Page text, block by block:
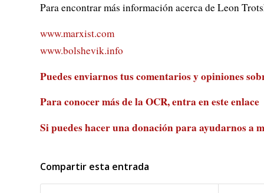
Para encontrar más información acerca de Leon
www.marxist.com
www.bolshevik.info
Puedes enviarnos tus comentarios y opiniones
Para conocer más de la OCR, entra eneste enlace
Si puedes hacer una donación para ayudarnos a
Compartir esta entrada